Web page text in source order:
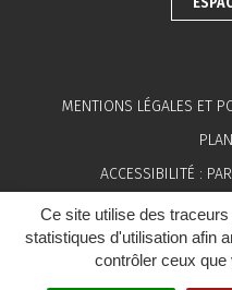
Ce site utilise des
statistiques d'utilisation afin
contrôler ceux
MENTIONS LÉGALES ET
ACCESSIBILITÉ :
VENTES